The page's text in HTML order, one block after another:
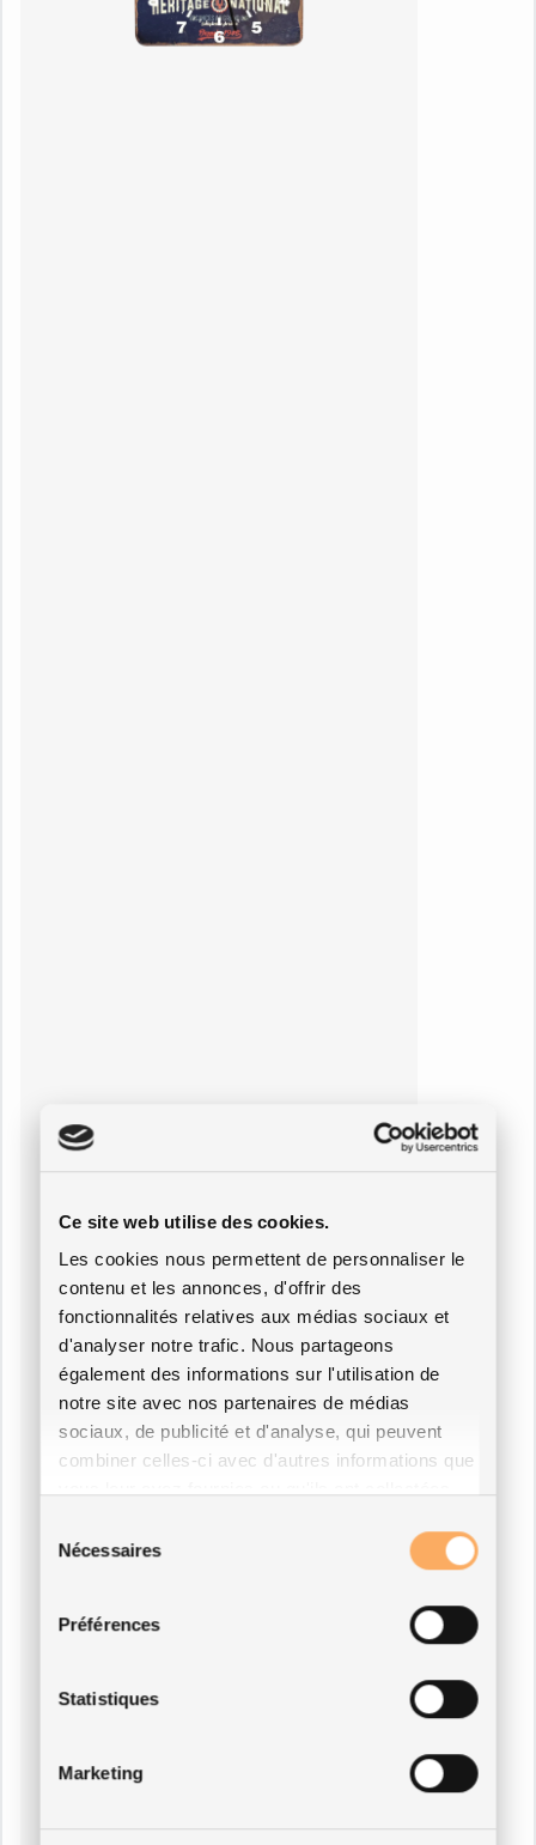
Ce site web utilise des cookies.
Les cookies nous permettent de personnaliser le
contenu et les annonces, d'offrir des
fonctionnalités relatives aux médias sociaux et
d'analyser notre trafic. Nous partageons
également des informations sur l'utilisation de
notre site avec nos partenaires de médias
sociaux, de publicité et d'analyse, qui peuvent
combiner celles-ci avec d'autres informations que
Nécessaires
Préférences
Statistiques
Marketing